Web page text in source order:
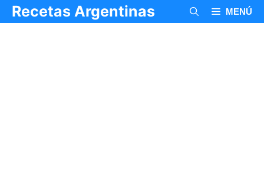
Saltar
al
Recetas Argentinas MENÚ